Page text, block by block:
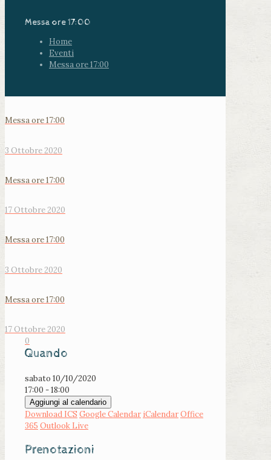
Messa ore 17:00
Home
Eventi
Messa ore 17:00
Messa ore 17:00
3 Ottobre 2020
Messa ore 17:00
17 Ottobre 2020
Messa ore 17:00
3 Ottobre 2020
Messa ore 17:00
17 Ottobre 2020
0
Quando
sabato 10/10/2020
17:00 - 18:00
Aggiungi al calendario
Download ICS Google Calendar iCalendarOffice
365 Outlook Live
Prenotazioni